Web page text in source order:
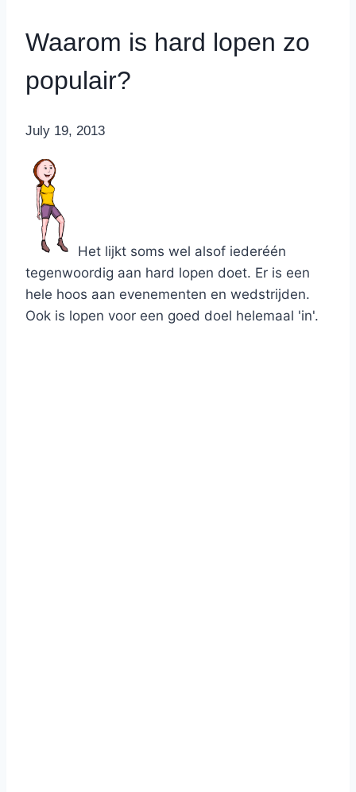
Waarom is hard lopen zo
populair?
By Nicole
July 19, 2013
Het lijkt soms wel alsof iederéén
tegenwoordig aan hard lopen doet. Er is een
hele hoos aan evenementen en wedstrijden.
Ook is lopen voor een goed doel helemaal 'in'.